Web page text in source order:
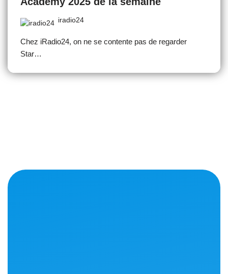
iradio24
Chez iRadio24, on ne se contente pas de regarder
Star…